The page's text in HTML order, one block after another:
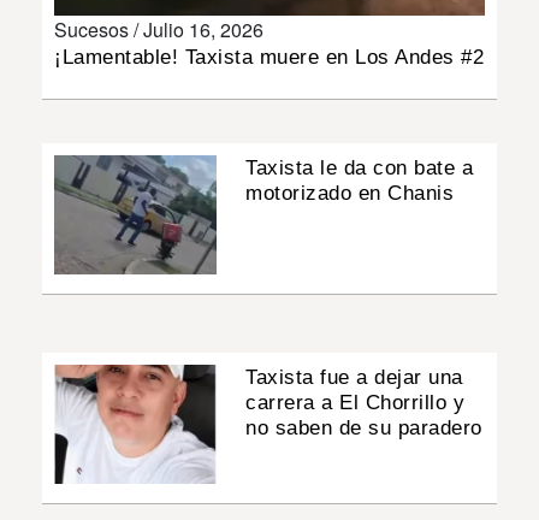
Sucesos /Julio 16, 2026
¡Lamentable! Taxista muere en Los Andes #2
Taxista le da con bate a
motorizado en Chanis
Taxista fue a dejar una
carrera a El Chorrillo y
no saben de su paradero